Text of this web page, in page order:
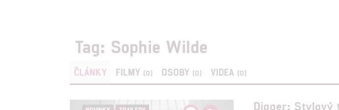
Tag: Sophie Wilde
ČLÁNKY FILMY (0) OSOBY (0) VIDEA (0)
Digger: Stylový